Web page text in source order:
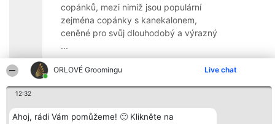
ORLOVÉ Groomingu Live chat
12:32
Ahoj, rádi Vám pomůžeme! 🙂 Klikněte na
copánků, mezi nimiž jsou populární
zejména copánky s kanekalonem,
ceněné pro svůj dlouhodobý a výrazný
...
9.2
Organizátor hlasování
Bright Side Solutions sp. z o.
Plebiscyt
Vítězové